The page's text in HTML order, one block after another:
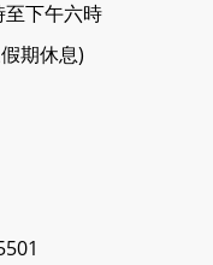
下午六時
期休息)